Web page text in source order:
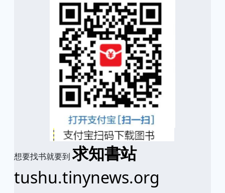
想要找书就要到求知書站
tushu.tinynews.org